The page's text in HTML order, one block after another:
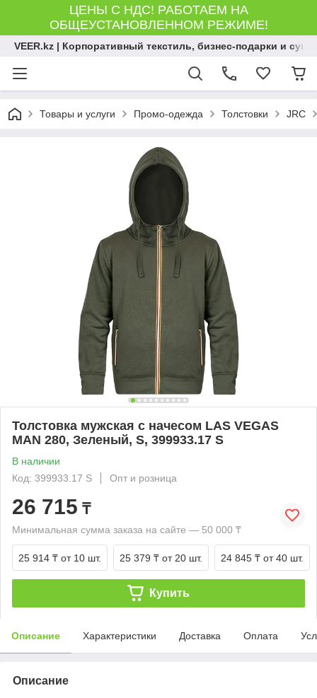
ЦЕНЫ С НДС! РАБОТАЕМ НА
ОБЩЕУСТАНОВЛЕННОМ РЕЖИМЕ!
VEER.kz | Корпоративный текстиль, бизнес-подарки и
Товары и услуги Промо-одежда Толстовки JRC
Толстовка мужская с начесом LAS VEGAS
MAN 280, Зеленый, S, 399933.17 S
В наличии
Код: 399933.17 S
Опт и розница
26 715 ₸
Минимальная сумма заказа на сайте — 50 000 ₸
25 914 ₸ от 10 шт. 25 379 ₸ от 20 шт. 24 845 ₸ от 40 шт.
Купить
Описание Характеристики Доставка Оплата
Описание